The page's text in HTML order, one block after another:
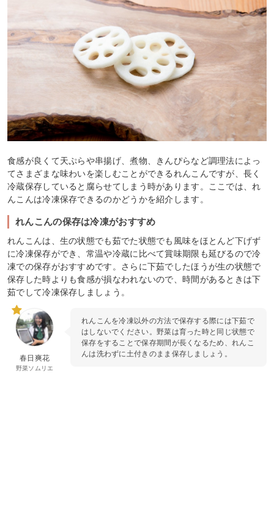
食感が良くて天ぷらや串揚げ、煮物、きんぴらなど調理法によっ
てさまざまな味わいを楽しむことができるれんこんですが、長く
冷蔵保存していると腐らせてしまう時があります。ここでは、れ
んこんは冷凍保存できるのかどうかを紹介します。
れんこんの保存は冷凍がおすすめ
れんこんは、生の状態でも茹でた状態でも風味をほとんど下げず
に冷凍保存ができ、常温や冷蔵に比べて賞味期限も延びるので冷
凍での保存がおすすめです。さらに下茹でしたほうが生の状態で
保存した時よりも食感が損なわれないので、時間があるときは下
茹でして冷凍保存しましょう。
春日爽花
野菜ソムリエ
れんこんを冷凍以外の方法で保存する際には下茹で
はしないでください。野菜は育った時と同じ状態で
保存をすることで保存期間が長くなるため、れんこ
んは洗わずに土付きのまま保存しましょう。